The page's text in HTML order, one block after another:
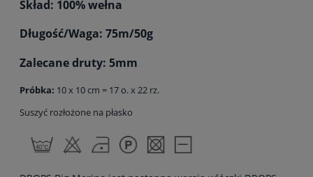
Skład: 100% wełna
Długość/Waga: 75m/50g
Zalecane druty: 5mm
Próbka: 10 x 10 cm = 17 o. x 22 rz.
Suszyć rozłożone na płasko